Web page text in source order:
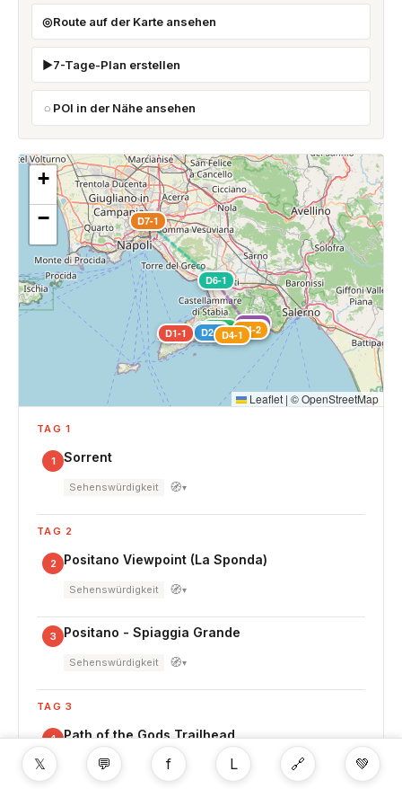
Route auf der Karte ansehen
7-Tage-Plan erstellen
POI in der Nähe ansehen
D1-1 D2-1
D2-2
D3-1
D4-1D4-2
D5-1
D5-2
D6-1
D7-1
+
−
Leaflet | ©OpenStreetMap
TAG 1
1 Sorrent
Sehenswürdigkeit 🧭▾
TAG 2
2 Positano Viewpoint (La Sponda)
Sehenswürdigkeit 🧭▾
3 Positano - Spiaggia Grande
Sehenswürdigkeit 🧭▾
TAG 3
4 Path of the Gods Trailhead
Sehenswürdigkeit 🧭
𝕏 💬 f L 🔗 💚